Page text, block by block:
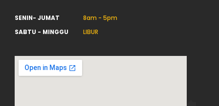
SENIN- JUMAT
8am - 5pm
SABTU - MINGGU
LIBUR